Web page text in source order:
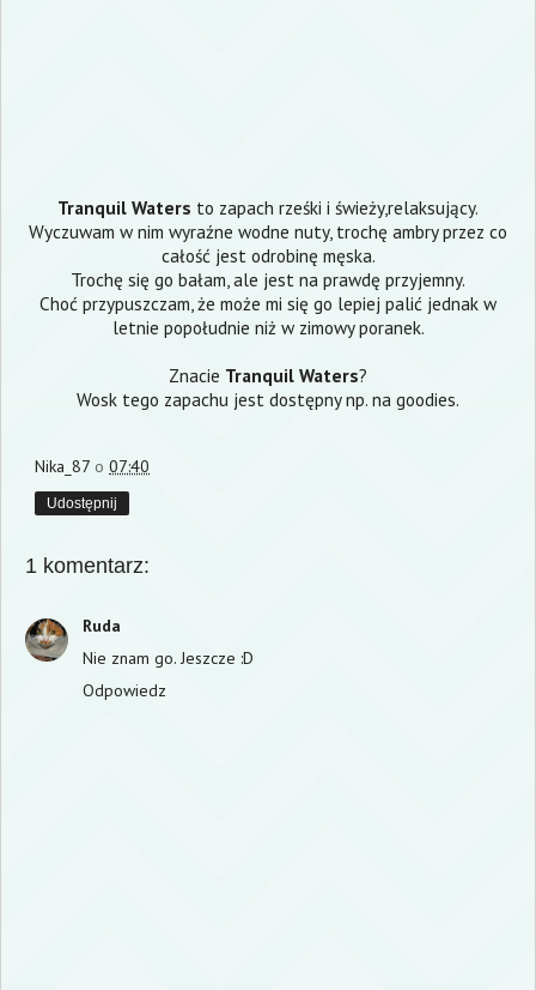
Tranquil Waters to zapach rześki i świeży,relaksujący.
Wyczuwam w nim wyraźne wodne nuty, trochę ambry przez co
całość jest odrobinę męska.
Trochę się go bałam, ale jest na prawdę przyjemny.
Choć przypuszczam, że może mi się go lepiej palić jednak w
letnie popołudnie niż w zimowy poranek.
Znacie Tranquil Waters?
Wosk tego zapachu jest dostępny np. na goodies.
Nika_87 o 07:40
Udostępnij
1 komentarz:
Ruda
Nie znam go. Jeszcze :D
Odpowiedz